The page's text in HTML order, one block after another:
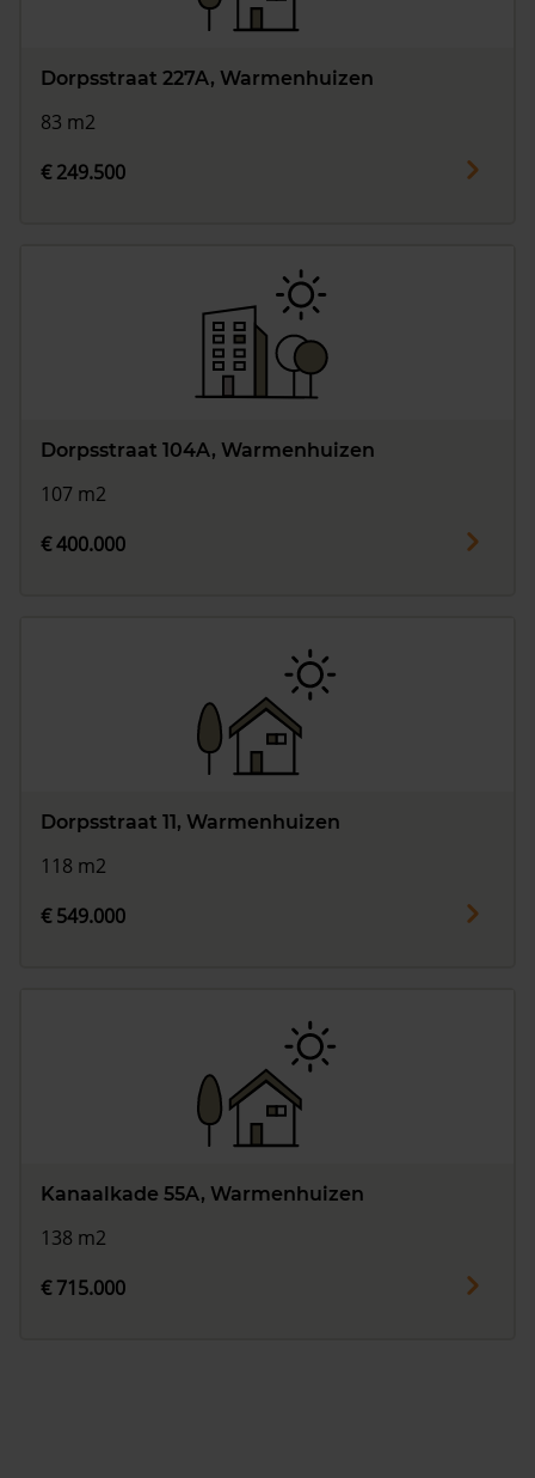
Dorpsstraat 227A, Warmenhuizen
83 m2
€ 249.500
Dorpsstraat 104A, Warmenhuizen
107 m2
€ 400.000
Dorpsstraat 11, Warmenhuizen
118 m2
€ 549.000
Kanaalkade 55A, Warmenhuizen
138 m2
€ 715.000